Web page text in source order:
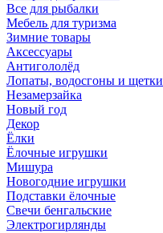
Все для рыбалки
Мебель для туризма
Зимние товары
Аксессуары
Антигололёд
Лопаты, водосгоны и щетки
Незамерзайка
Новый год
Декор
Ёлки
Ёлочные игрушки
Мишура
Новогодние игрушки
Подставки ёлочные
Свечи бенгальские
Электрогирлянды